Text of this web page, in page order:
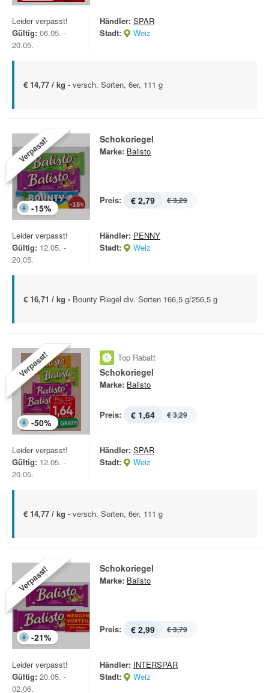
Leider verpasst!
Gültig: 06.05. -
20.05.
Händler: SPAR
Stadt:
Weiz
€ 14,77 / kg - versch. Sorten, 6er, 111 g
Verpasst!
-15%
Schokoriegel
Marke: Balisto
Preis: € 2,79 € 3,29
Leider verpasst!
Gültig: 12.05. -
20.05.
Händler: PENNY
Stadt:
Weiz
€ 16,71 / kg - Bounty Riegel div. Sorten 166,5 g/256,5 g
Verpasst!
-50%
Top Rabatt
Schokoriegel
Marke: Balisto
Preis: € 1,64 € 3,29
Leider verpasst!
Gültig: 12.05. -
20.05.
Händler: SPAR
Stadt:
Weiz
€ 14,77 / kg - versch. Sorten, 6er, 111 g
Verpasst!
-21%
Schokoriegel
Marke: Balisto
Preis: € 2,99 € 3,79
Leider verpasst!
Gültig: 20.05. -
02.06.
Händler: INTERSPAR
Stadt:
Weiz